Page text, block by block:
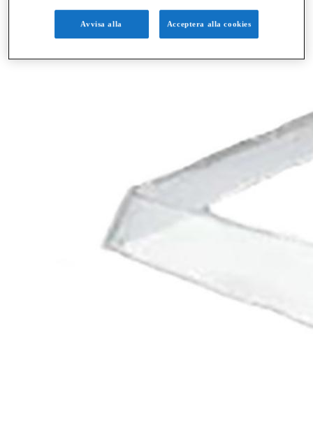
Avvisa alla Acceptera alla cookies